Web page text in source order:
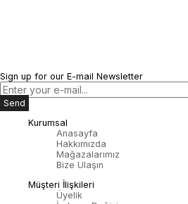
Sign up for our E-mail Newsletter
Send
Kurumsal
Anasayfa
Hakkımızda
Mağazalarımız
Bize Ulaşın
Müşteri İlişkileri
Üyelik